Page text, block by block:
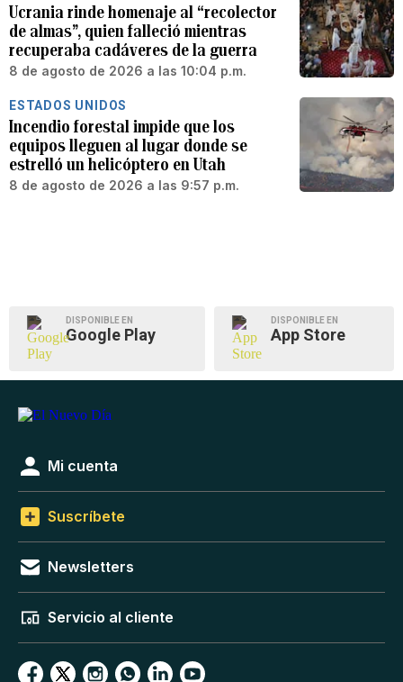
Ucrania rinde homenaje al “recolector
de almas”, quien falleció mientras
recuperaba cadáveres de la guerra
8 de agosto de 2026 a las 10:04 p.m.
ESTADOS UNIDOS
Incendio forestal impide que los
equipos lleguen al lugar donde se
estrelló un helicóptero en Utah
8 de agosto de 2026 a las 9:57 p.m.
DISPONIBLE EN
Google Play
DISPONIBLE EN
App Store
Mi cuenta
Suscríbete
Newsletters
Servicio al cliente